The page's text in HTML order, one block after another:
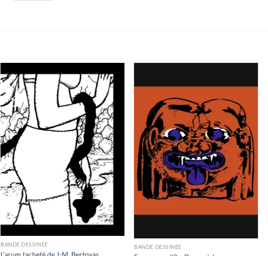
Ajouter
à la
wishlist
BANDE DESSINÉE
L’arum tacheté de J-M. Bertoyas
wishlist
BANDE DESSINÉE